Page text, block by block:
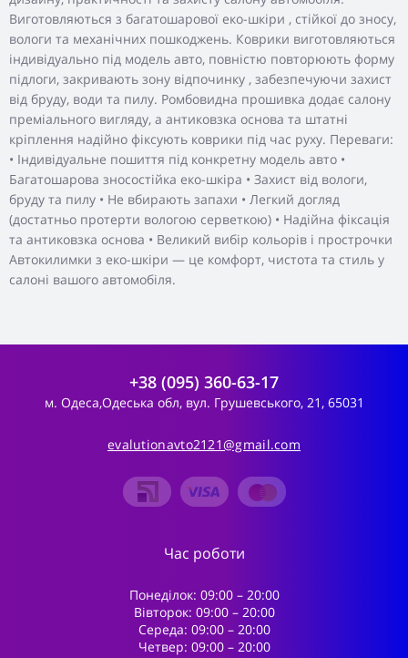
Виготовляються з багатошарової еко-шкіри , стійкої до зносу,
вологи та механічних пошкоджень. Коврики виготовляються
індивідуально під модель авто, повністю повторюють форму
підлоги, закривають зону відпочинку , забезпечуючи захист
від бруду, води та пилу. Ромбовидна прошивка додає салону
преміального вигляду, а антиковзка основа та штатні
кріплення надійно фіксують коврики під час руху. Переваги:
• Індивідуальне пошиття під конкретну модель авто •
Багатошарова зносостійка еко-шкіра • Захист від вологи,
бруду та пилу • Не вбирають запахи • Легкий догляд
(достатньо протерти вологою серветкою) • Надійна фіксація
та антиковзка основа • Великий вибір кольорів і прострочки
Автокилимки з еко-шкіри — це комфорт, чистота та стиль у
салоні вашого автомобіля.
+38 (095) 360-63-17
м. Одеса,Одеська обл, вул. Грушевського, 21, 65031
evalutionavto2121@gmail.com
Час роботи
Понеділок: 09:00 – 20:00
Вівторок: 09:00 – 20:00
Середа: 09:00 – 20:00
Четвер: 09:00 – 20:00